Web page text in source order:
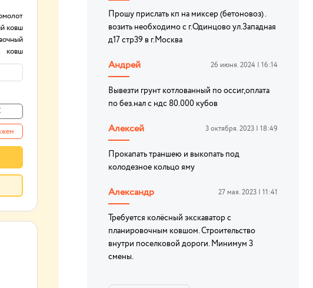
ковш
ковш
24
20лет
Прошу прислать кп на миксер (бетоновоз) .
возить необходимо с г.Одинцово ул.Западная
д17 стр39 в г.Москва
Андрей 26 июня. 2024 | 16:14
Вывезти грунт котлованный по оссиг,оплата
по без.нал с ндс 80.000 кубов
Алексей 3 октября. 2023 | 18:49
Прокапать траншею и выкопать под
колодезное кольцо яму
Александр 27 мая. 2023 | 11:41
Требуется колёсный экскаватор с
планировочным ковшом. Строительство
внутри поселковой дороги. Минимум 3
смены.